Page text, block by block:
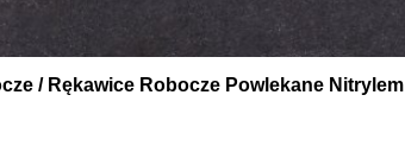
/ Rękawice Robocze Powlekane Nitrylem